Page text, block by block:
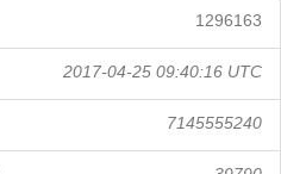
1296163
2017-04-25 09:40:16 UTC
7145555240